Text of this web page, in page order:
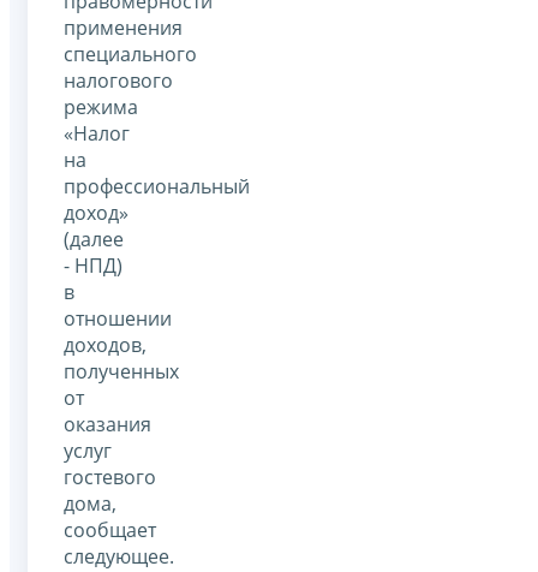
применения
специального
налогового
режима
«Налог
на
профессиональный
доход»
(далее
- НПД)
в
отношении
доходов,
полученных
от
оказания
услуг
гостевого
дома,
сообщает
следующее.